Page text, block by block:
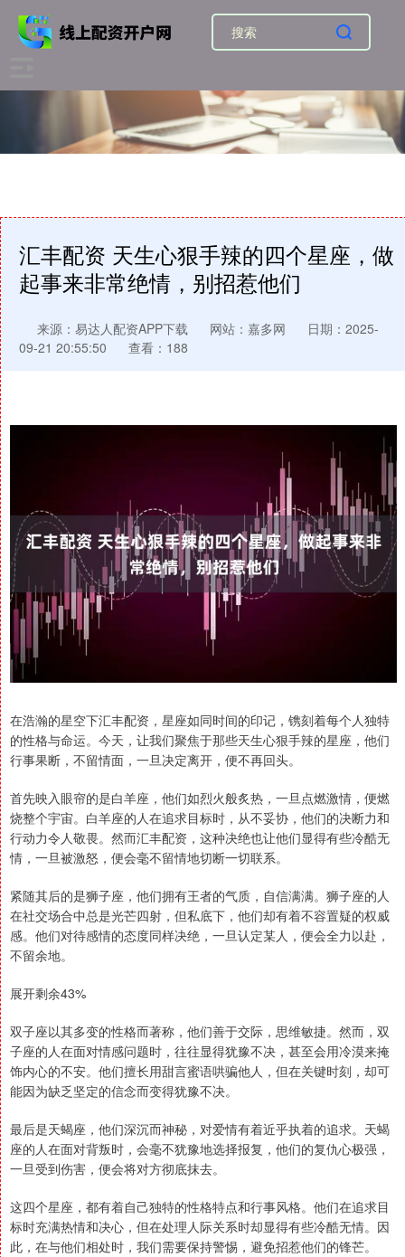
汇丰配资 天生心狠手辣的四个星座，做
起事来非常绝情，别招惹他们
来源：易达人配资APP下载 网站：嘉多网
日期：2025-
09-21 20:55:50
查看：188
在浩瀚的星空下汇丰配资，星座如同时间的印记，镌刻着每个人独特
的性格与命运。今天，让我们聚焦于那些天生心狠手辣的星座，他们
行事果断，不留情面，一旦决定离开，便不再回头。
首先映入眼帘的是白羊座，他们如烈火般炙热，一旦点燃激情，便燃
烧整个宇宙。白羊座的人在追求目标时，从不妥协，他们的决断力和
行动力令人敬畏。然而汇丰配资，这种决绝也让他们显得有些冷酷无
情，一旦被激怒，便会毫不留情地切断一切联系。
紧随其后的是狮子座，他们拥有王者的气质，自信满满。狮子座的人
在社交场合中总是光芒四射，但私底下，他们却有着不容置疑的权威
感。他们对待感情的态度同样决绝，一旦认定某人，便会全力以赴，
不留余地。
展开剩余43%
双子座以其多变的性格而著称，他们善于交际，思维敏捷。然而，双
子座的人在面对情感问题时，往往显得犹豫不决，甚至会用冷漠来掩
饰内心的不安。他们擅长用甜言蜜语哄骗他人，但在关键时刻，却可
能因为缺乏坚定的信念而变得犹豫不决。
最后是天蝎座，他们深沉而神秘，对爱情有着近乎执着的追求。天蝎
座的人在面对背叛时，会毫不犹豫地选择报复，他们的复仇心极强，
一旦受到伤害，便会将对方彻底抹去。
这四个星座，都有着自己独特的性格特点和行事风格。他们在追求目
标时充满热情和决心，但在处理人际关系时却显得有些冷酷无情。因
此，在与他们相处时，我们需要保持警惕，避免招惹他们的锋芒。